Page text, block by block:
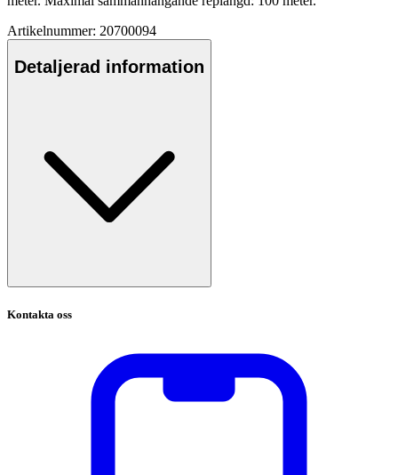
Artikelnummer: 20700094
Detaljerad information
Kontakta oss